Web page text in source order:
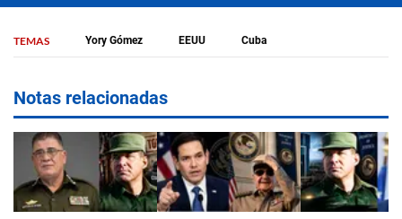
TEMAS Yory Gómez EEUU Cuba
Notas relacionadas